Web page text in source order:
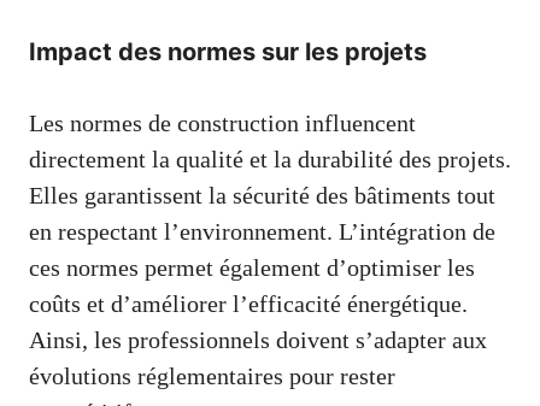
Impact des normes sur les projets
Les normes de construction influencent
directement la qualité et la durabilité des projets.
Elles garantissent la sécurité des bâtiments tout
en respectant l’environnement. L’intégration de
ces normes permet également d’optimiser les
coûts et d’améliorer l’efficacité énergétique.
Ainsi, les professionnels doivent s’adapter aux
évolutions réglementaires pour rester